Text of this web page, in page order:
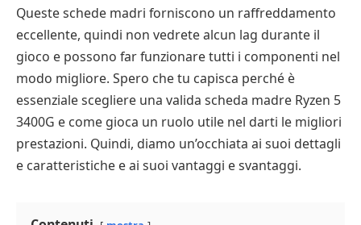
Queste schede madri forniscono un raffreddamento
eccellente, quindi non vedrete alcun lag durante il
gioco e possono far funzionare tutti i componenti nel
modo migliore. Spero che tu capisca perché è
essenziale scegliere una valida scheda madre Ryzen 5
3400G e come gioca un ruolo utile nel darti le migliori
prestazioni. Quindi, diamo un’occhiata ai suoi dettagli
e caratteristiche e ai suoi vantaggi e svantaggi.